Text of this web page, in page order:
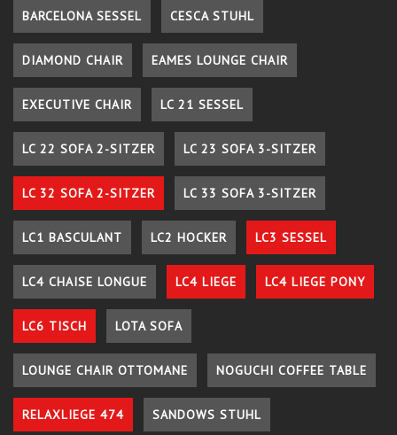
BARCELONA SESSEL CESCA STUHL
DIAMOND CHAIR EAMES LOUNGE CHAIR
EXECUTIVE CHAIR LC 21 SESSEL
LC 22 SOFA 2-SITZER LC 23 SOFA 3-SITZER
LC 32 SOFA 2-SITZER LC 33 SOFA 3-SITZER
LC1 BASCULANT LC2 HOCKER LC3 SESSEL
LC4 CHAISE LONGUE LC4 LIEGE LC4 LIEGE PONY
LC6 TISCH LOTA SOFA
LOUNGE CHAIR OTTOMANE NOGUCHI COFFEE TABLE
RELAXLIEGE 474 SANDOWS STUHL